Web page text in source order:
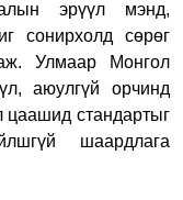
эрүүл мэнд,
сонирхолд сөрөг
Улмаар Монгол
аюулгүй орчинд
цаашид стандартыг
шаардлага